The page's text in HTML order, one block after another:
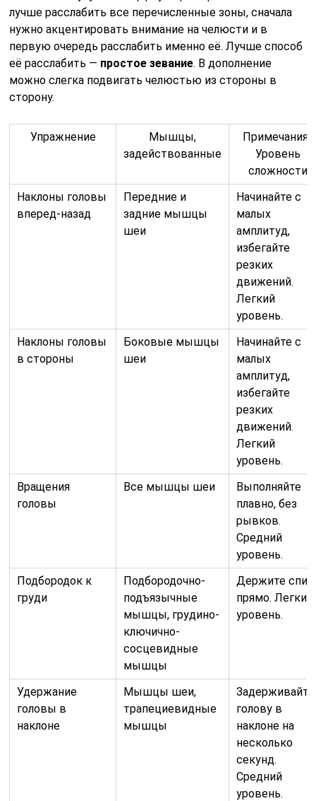
лучше расслабить все перечисленные зоны, сначала
нужно акцентировать внимание на челюсти и в
первую очередь расслабить именно её. Лучше способ
её расслабить — простое зевание. В дополнение
можно слегка подвигать челюстью из стороны в
сторону.
Упражнение
Мышцы,
задействованные
Примечания/
Уровень
сложности
Наклоны головы
вперед-назад
Передние и
задние мышцы
шеи
Начинайте с
малых
амплитуд,
избегайте
резких
движений.
Легкий
уровень.
Наклоны головы
в стороны
Боковые мышцы
шеи
Начинайте с
малых
амплитуд,
избегайте
резких
движений.
Легкий
уровень.
Вращения
головы
Все мышцы шеи
Выполняйте
плавно, без
рывков.
Средний
уровень.
Подбородок к
груди
Подбородочно-
подъязычные
мышцы, грудино-
ключично-
сосцевидные
мышцы
Держите
прямо. Легкий
уровень.
Удержание
головы в
наклоне
Мышцы шеи,
трапециевидные
мышцы
Задерживайте
голову в
наклоне на
несколько
секунд.
Средний
уровень.